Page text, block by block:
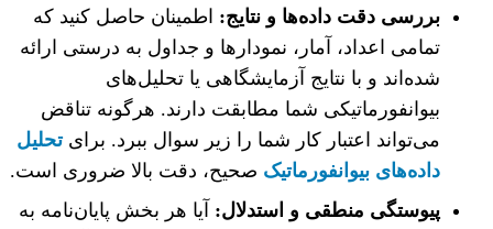
بررسی دقت داده‌ها و نتایج:اطمینان حاصل کنید که
تمامی اعداد، آمار، نمودارها و جداول به درستی ارائه
شده‌اند و با نتایج آزمایشگاهی یا تحلیل‌های
بیوانفورماتیکی شما مطابقت دارند. هرگونه تناقض
می‌تواند اعتبار کار شما را زیر سوال ببرد. برای تحلیل
داده‌های بیوانفورماتیکصحیح، دقت بالا ضروری است.
پیوستگی منطقی و استدلال:آیا هر بخش پایان‌نامه به